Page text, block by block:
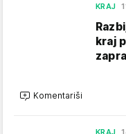
KRAJ
kraj
Komentariši
KRAJ